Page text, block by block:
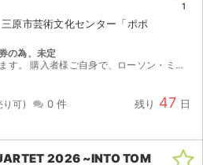
原市芸術文化センター「ポポ
為、未定
ーソン・ミニストップにて紙チケットの発券をお願いいたします。
0 件 残り 47 日
1
2026 ~INTO TOM